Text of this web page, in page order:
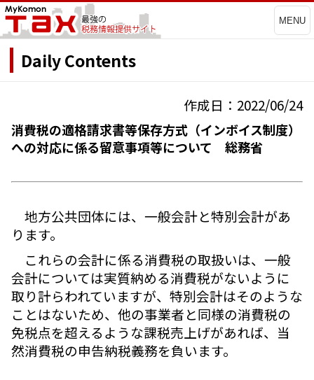
MENU
Daily Contents
作成日：2022/06/24
消費税の適格請求書等保存方式（インボイス制度）
への対応に係る留意事項等について 総務省
地方公共団体には、一般会計と特別会計があ
ります。
これらの会計に係る消費税の取扱いは、一般
会計については実質納める消費税がないように
取り計らわれていますが、特別会計はそのような
ことはないため、他の事業者と同様の消費税の
免税点を超えるような課税売上げがあれば、当
然消費税の申告納税義務を負います。